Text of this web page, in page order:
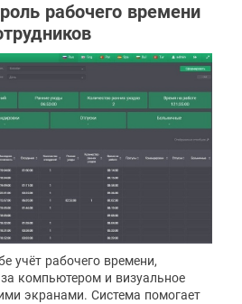
рабочего времени
учёт рабочего времени,
компьютером и визуальное
экранами. Система помогает